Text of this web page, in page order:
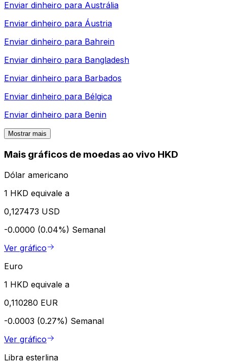
Enviar dinheiro para Austrália
Enviar dinheiro para Áustria
Enviar dinheiro para Bahrein
Enviar dinheiro para Bangladesh
Enviar dinheiro para Barbados
Enviar dinheiro para Bélgica
Enviar dinheiro para Benin
Mostrar mais
Mais gráficos de moedas ao vivo HKD
Dólar americano
1 HKD equivale a
0,127473 USD
-0.0000 (0.04%) Semanal
Ver gráfico
Euro
1 HKD equivale a
0,110280 EUR
-0.0003 (0.27%) Semanal
Ver gráfico
Libra esterlina